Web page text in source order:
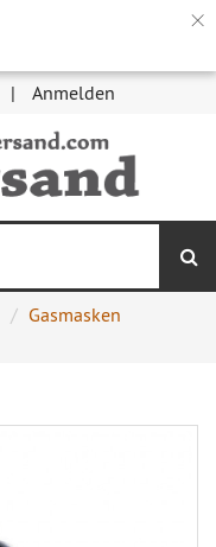
×
Anmelden
Gasmasken